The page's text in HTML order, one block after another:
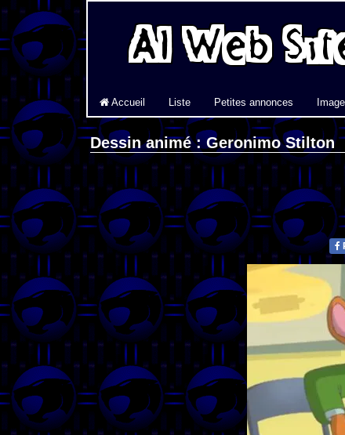
Accueil Liste Petites annonces
Dessin animé : Geronimo Stilton